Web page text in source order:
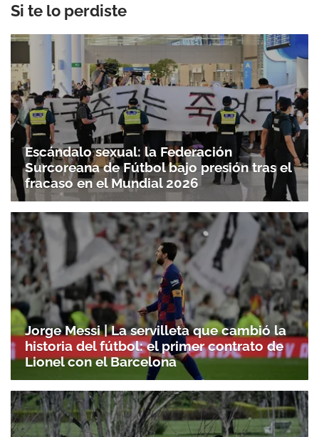
Si te lo perdiste
Escándalo sexual: la Federación
Surcoreana de Fútbol bajo presión tras el
fracaso en el Mundial 2026
Jorge Messi | La servilleta que cambió la
historia del fútbol: el primer contrato de
Lionel con el Barcelona